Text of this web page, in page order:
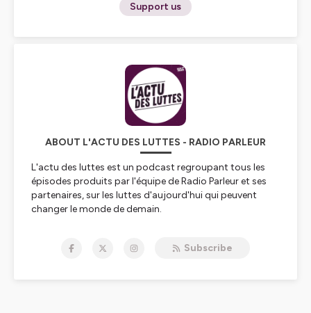
Support us
ABOUT L'ACTU DES LUTTES - RADIO PARLEUR
L'actu des luttes est un podcast regroupant tous les
épisodes produits par l'équipe de Radio Parleur et ses
partenaires, sur les luttes d'aujourd'hui qui peuvent
changer le monde de demain.
confidentialite
pour plus d'informations.
Subscribe